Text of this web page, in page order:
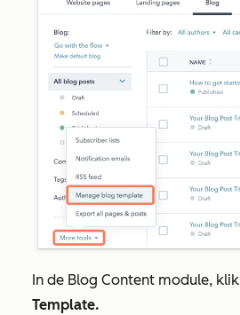
In de Blog Content module,
Template.